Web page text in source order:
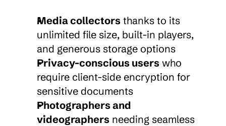
Media collectors thanks to its
unlimited file size, built-in players,
and generous storage options
Privacy-conscious users who
require client-side encryption for
sensitive documents
Photographers and
videographers needing seamless